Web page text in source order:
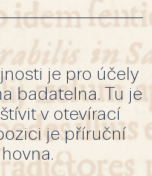
je pro účely
badatelna. Tu je
v otevírací
je příruční